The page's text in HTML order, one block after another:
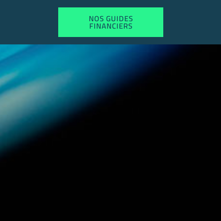
NOS GUIDES
FINANCIERS